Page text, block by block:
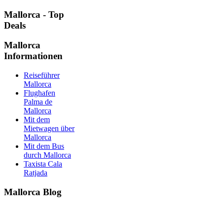
Mallorca - Top
Deals
Mallorca
Informationen
Reiseführer
Mallorca
Flughafen
Palma de
Mallorca
Mit dem
Mietwagen über
Mallorca
Mit dem Bus
durch Mallorca
Taxista Cala
Ratjada
Mallorca Blog